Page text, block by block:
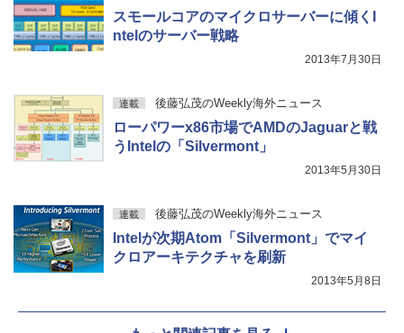
スモールコアのマイクロサーバーに傾くI
ntelのサーバー戦略
2013年7月30日
連載 後藤弘茂のWeekly海外ニュース
ローパワーx86市場でAMDのJaguarと戦
うIntelの「Silvermont」
2013年5月30日
連載 後藤弘茂のWeekly海外ニュース
Intelが次期Atom「Silvermont」でマイ
クロアーキテクチャを刷新
2013年5月8日